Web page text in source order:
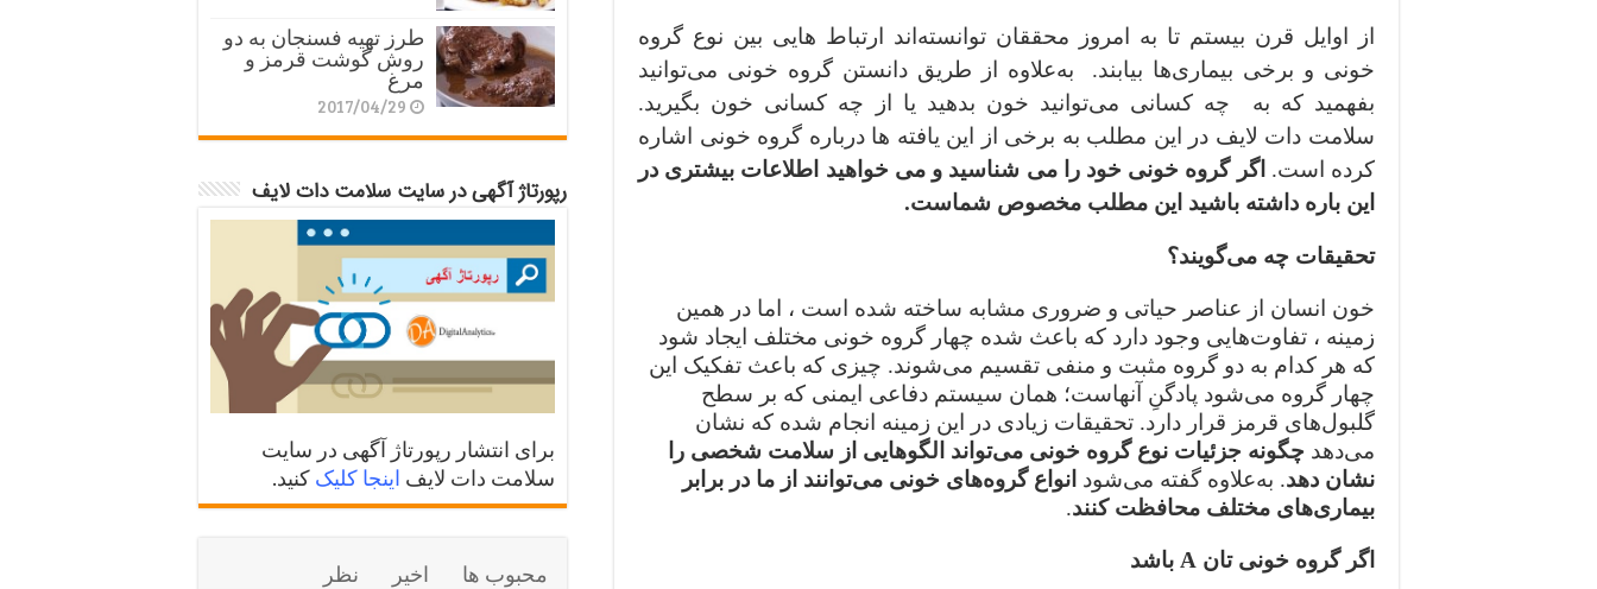
از اوایل قرن بیستم تا به امروز محققان توانسته‌اند ارتباط هایی بین نوع گروه
خونی و برخی بیماری‌ها بیابند. به‌علاوه از طریق دانستن گروه خونی می‌توانید
بفهمید که به چه کسانی می‌توانید خون بدهید یا از چه کسانی خون بگیرید.
سلامت دات لایف در این مطلب به برخی از این یافته ها درباره گروه خونی اشاره
کرده است. اگر گروه خونی خود را می شناسید و می خواهید اطلاعات بیشتری در
این باره داشته باشید این مطلب مخصوص شماست.
تحقیقات چه می‌گویند؟
خون انسان از عناصر حیاتی و ضروری مشابه ساخته شده است ، اما در همین
زمینه ، تفاوت‌هایی وجود دارد که باعث شده چهار گروه خونی مختلف ایجاد شود
که هر کدام به دو گروه مثبت و منفی تقسیم می‌شوند. چیزی که باعث تفکیک این
چهار گروه می‌شود پادگنِ آنهاست؛ همان سیستم دفاعی ایمنی که بر سطح
گلبول‌های قرمز قرار دارد. تحقیقات زیادی در این زمینه انجام شده که نشان
می‌دهد چگونه جزئیات نوع گروه خونی می‌تواند الگوهایی از سلامت شخصی را
نشان دهد. به‌علاوه گفته می‌شود انواع گروه‌های خونی می‌توانند از ما در برابر
بیماری‌های مختلف محافظت کنند.
اگر گروه خونی تان A باشد
طرز تهیه فسنجان به دو
روش گوشت قرمز و
مرغ
2017/04/29
رپورتاژ آگهی در سایت سلامت دات لایف
برای انتشار رپورتاژ آگهی در سایت
سلامت دات لایف اینجا کلیک کنید.
محبوب ها اخیر
نظر